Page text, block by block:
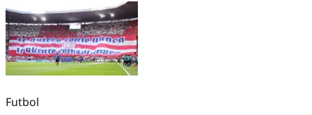
Futbol